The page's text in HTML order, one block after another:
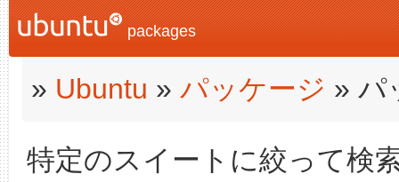
packages
» Ubuntu » パッケージ » パ
特定のスイートに絞って検